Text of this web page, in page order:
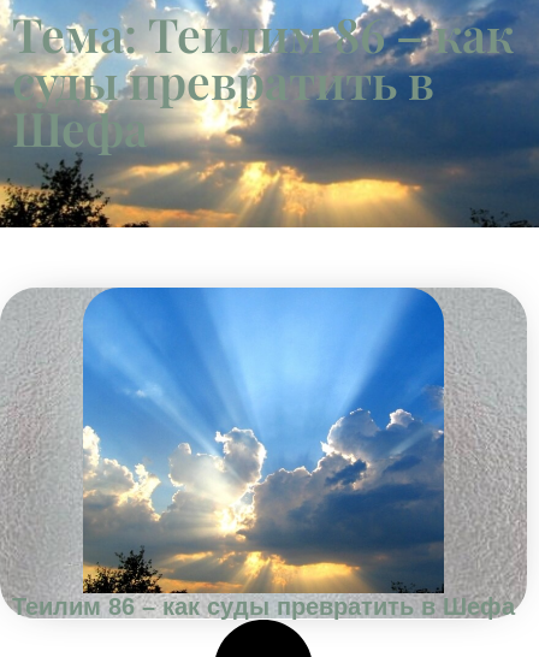
Тема: Теилим 86 – как
суды превратить в
Шефа
Теилим 86 – как суды превратить в Шефа